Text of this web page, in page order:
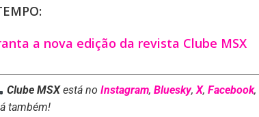
a nova edição da revista Clube MSX
Clube MSXestá no Instagram, Bluesky, X, Facebook,
também!